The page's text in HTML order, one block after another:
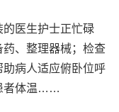
医生护士正忙碌
、整理器械；检查
病人适应俯卧位呼
者体温……